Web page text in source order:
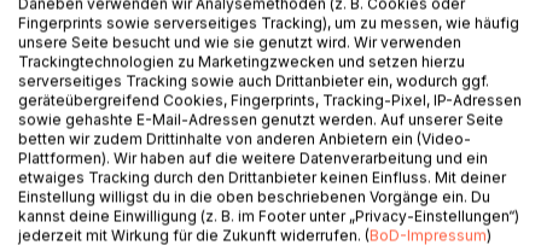
Auf die Merkliste
Titel bewerten
BESCHREIBUNG
Fingerprints sowie serverseitiges Tracking), um zu messen, wie häufig
unsere Seite besucht und wie sie genutzt wird. Wir verwenden
Trackingtechnologien zu Marketingzwecken und setzen hierzu
serverseitiges Tracking sowie auch Drittanbieter ein, wodurch ggf.
geräteübergreifend Cookies, Fingerprints, Tracking-Pixel, IP-Adressen
sowie gehashte E-Mail-Adressen genutzt werden. Auf unserer Seite
betten wir zudem Drittinhalte von anderen Anbietern ein (Video-
Plattformen). Wir haben auf die weitere Datenverarbeitung und ein
etwaiges Tracking durch den Drittanbieter keinen Einfluss. Mit deiner
Einstellung willigst du in die oben beschriebenen Vorgänge ein. Du
kannst deine Einwilligung (z. B. im Footer unter „Privacy-Einstellungen“)
jederzeit mit Wirkung für die Zukunft widerrufen. (BoD-Impressum)